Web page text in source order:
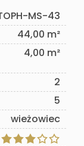
MS-43
44,00 m²
4,00 m²
2
5
wieżowiec